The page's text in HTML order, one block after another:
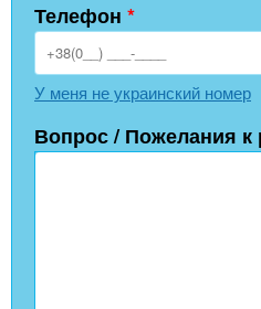
Телефон *
У меня не украинский номер
Вопрос / Пожелания к